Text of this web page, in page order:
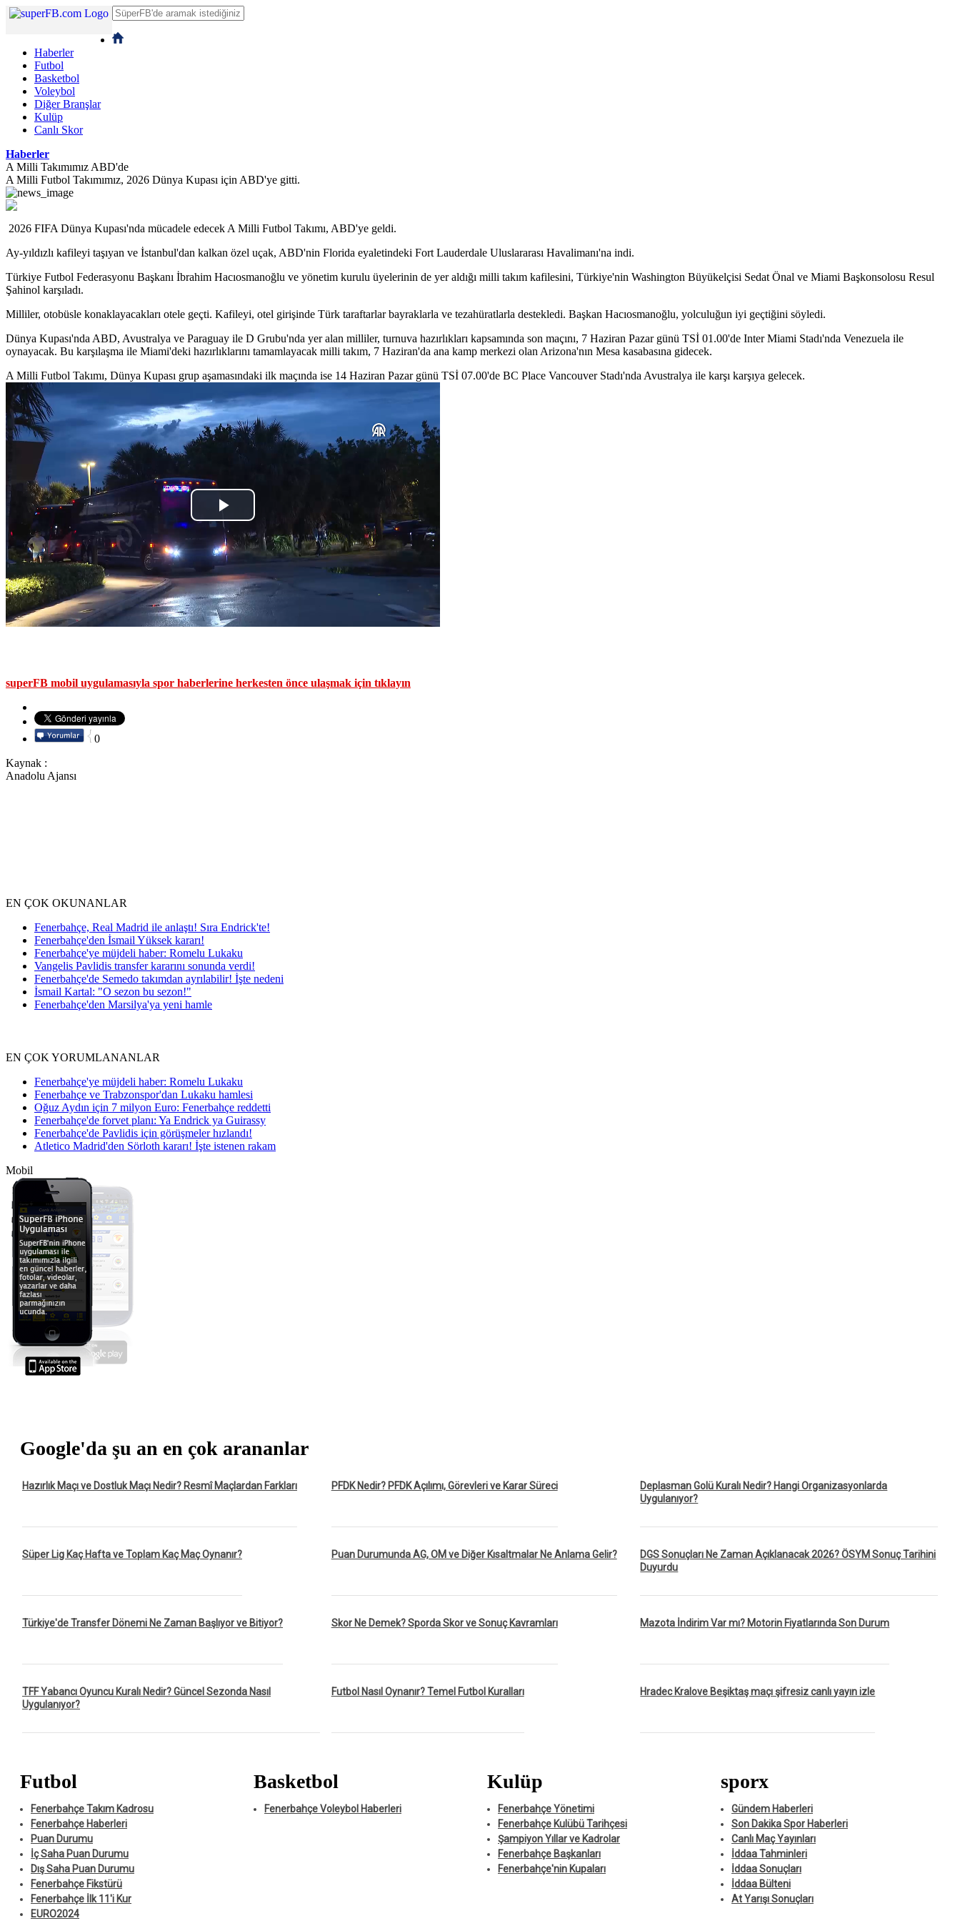
Haberler
Futbol
Basketbol
Voleybol
Diğer Branşlar
Kulüp
Canlı Skor
Haberler
A Milli Takımımız ABD'de
A Milli Futbol Takımımız, 2026 Dünya Kupası için ABD'ye gitti.
2026 FIFA Dünya Kupası'nda mücadele edecek A Milli Futbol Takımı, ABD'ye geldi.
Ay-yıldızlı kafileyi taşıyan ve İstanbul'dan kalkan özel uçak, ABD'nin Florida eyaletindeki Fort Lauderdale Uluslararası Havalimanı'na indi.
Türkiye Futbol Federasyonu Başkanı İbrahim Hacıosmanoğlu ve yönetim kurulu üyelerinin de yer aldığı milli takım kafilesini, Türkiye'nin Washington Büyükelçisi Sedat Önal ve Miami Başkonsolosu Resul
Şahinol karşıladı.
Milliler, otobüsle konaklayacakları otele geçti. Kafileyi, otel girişinde Türk taraftarlar bayraklarla ve tezahüratlarla destekledi. Başkan Hacıosmanoğlu, yolculuğun iyi geçtiğini söyledi.
Dünya Kupası'nda ABD, Avustralya ve Paraguay ile D Grubu'nda yer alan milliler, turnuva hazırlıkları kapsamında son maçını, 7 Haziran Pazar günü TSİ 01.00'de Inter Miami Stadı'nda Venezuela ile
oynayacak. Bu karşılaşma ile Miami'deki hazırlıklarını tamamlayacak milli takım, 7 Haziran'da ana kamp merkezi olan Arizona'nın Mesa kasabasına gidecek.
A Milli Futbol Takımı, Dünya Kupası grup aşamasındaki ilk maçında ise 14 Haziran Pazar günü TSİ 07.00'de BC Place Vancouver Stadı'nda Avustralya ile karşı karşıya gelecek.
superFB mobil uygulamasıyla spor haberlerine herkesten önce ulaşmak için tıklayın
0
Kaynak :
Anadolu Ajansı
EN ÇOK OKUNANLAR
Fenerbahçe, Real Madrid ile anlaştı! Sıra Endrick'te!
Fenerbahçe'den İsmail Yüksek kararı!
Fenerbahçe'ye müjdeli haber: Romelu Lukaku
Vangelis Pavlidis transfer kararını sonunda verdi!
Fenerbahçe'de Semedo takımdan ayrılabilir! İşte nedeni
İsmail Kartal: "O sezon bu sezon!"
Fenerbahçe'den Marsilya'ya yeni hamle
EN ÇOK YORUMLANANLAR
Fenerbahçe'ye müjdeli haber: Romelu Lukaku
Fenerbahçe ve Trabzonspor'dan Lukaku hamlesi
Oğuz Aydın için 7 milyon Euro: Fenerbahçe reddetti
Fenerbahçe'de forvet planı: Ya Endrick ya Guirassy
Fenerbahçe'de Pavlidis için görüşmeler hızlandı!
Atletico Madrid'den Sörloth kararı! İşte istenen rakam
Mobil
Google'da şu an en çok arananlar
Hazırlık Maçı ve Dostluk Maçı Nedir? Resmî Maçlardan Farkları
Süper Lig Kaç Hafta ve Toplam Kaç Maç Oynanır?
Türkiye'de Transfer Dönemi Ne Zaman Başlıyor ve Bitiyor?
TFF Yabancı Oyuncu Kuralı Nedir? Güncel Sezonda Nasıl
Uygulanıyor?
PFDK Nedir? PFDK Açılımı, Görevleri ve Karar Süreci
Puan Durumunda AG, OM ve Diğer Kısaltmalar Ne Anlama Gelir?
Skor Ne Demek? Sporda Skor ve Sonuç Kavramları
Futbol Nasıl Oynanır? Temel Futbol Kuralları
Deplasman Golü Kuralı Nedir? Hangi Organizasyonlarda
Uygulanıyor?
DGS Sonuçları Ne Zaman Açıklanacak 2026? ÖSYM Sonuç Tarihini
Duyurdu
Mazota İndirim Var mı? Motorin Fiyatlarında Son Durum
Hradec Kralove Beşiktaş maçı şifresiz canlı yayın izle
Futbol
Fenerbahçe Takım Kadrosu
Fenerbahçe Haberleri
Puan Durumu
İç Saha Puan Durumu
Dış Saha Puan Durumu
Fenerbahçe Fikstürü
Fenerbahçe İlk 11'i Kur
EURO2024
Basketbol
Fenerbahçe Voleybol Haberleri
Kulüp
Fenerbahçe Yönetimi
Fenerbahçe Kulübü Tarihçesi
Şampiyon Yıllar ve Kadrolar
Fenerbahçe Başkanları
Fenerbahçe'nin Kupaları
sporx
Gündem Haberleri
Son Dakika Spor Haberleri
Canlı Maç Yayınları
İddaa Tahminleri
İddaa Sonuçları
İddaa Bülteni
At Yarışı Sonuçları